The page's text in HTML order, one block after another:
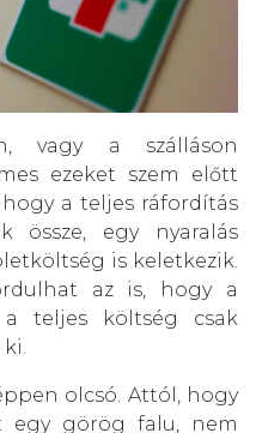
vagy a szálláson
ezeket szem előtt
a teljes ráfordítás
össze, egy nyaralás
is keletkezik.
az is, hogy a
teljes költség csak
olcsó. Attól, hogy
egy görög falu, nem